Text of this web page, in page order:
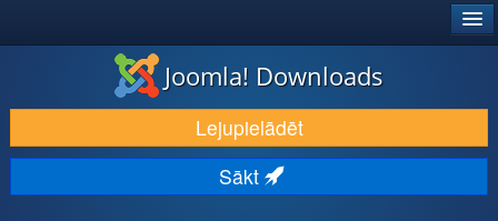
LEJUPIELĀDĒT UN PAPLAŠINĀT
ATKLĀJ UN IEMĀCIES
KOPIENA UN ATBALSTS
Joomla! Downloads
Lejupielādēt
Sākt